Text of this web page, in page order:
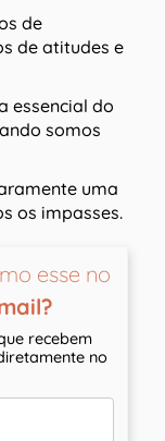
de
de atitudes e
essencial do
somos
uma
os impasses.
esse no
recebem
no